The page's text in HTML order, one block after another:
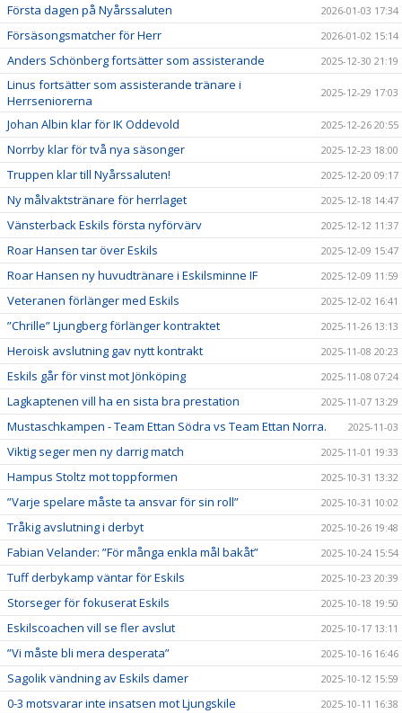
Första dagen på Nyårssaluten 2026-01-03 17:34
Försäsongsmatcher för Herr 2026-01-02 15:14
Anders Schönberg fortsätter som assisterande 2025-12-30 21:19
Linus fortsätter som assisterande tränare i
Herrseniorerna
2025-12-29 17:03
Johan Albin klar för IK Oddevold 2025-12-26 20:55
Norrby klar för två nya säsonger 2025-12-23 18:00
Truppen klar till Nyårssaluten! 2025-12-20 09:17
Ny målvaktstränare för herrlaget 2025-12-18 14:47
Vänsterback Eskils första nyförvärv 2025-12-12 11:37
Roar Hansen tar över Eskils 2025-12-09 15:47
Roar Hansen ny huvudtränare i Eskilsminne IF 2025-12-09 11:59
Veteranen förlänger med Eskils 2025-12-02 16:41
”Chrille” Ljungberg förlänger kontraktet 2025-11-26 13:13
Heroisk avslutning gav nytt kontrakt 2025-11-08 20:23
Eskils går för vinst mot Jönköping 2025-11-08 07:24
Lagkaptenen vill ha en sista bra prestation 2025-11-07 13:29
Mustaschkampen - Team Ettan Södra vs Team Ettan Norra. 2025-11-03
Viktig seger men ny darrig match 2025-11-01 19:33
Hampus Stoltz mot toppformen 2025-10-31 13:32
”Varje spelare måste ta ansvar för sin roll” 2025-10-31 10:02
Tråkig avslutning i derbyt 2025-10-26 19:48
Fabian Velander: ”För många enkla mål bakåt” 2025-10-24 15:54
Tuff derbykamp väntar för Eskils 2025-10-23 20:39
Storseger för fokuserat Eskils 2025-10-18 19:50
Eskilscoachen vill se fler avslut 2025-10-17 13:11
”Vi måste bli mera desperata” 2025-10-16 16:46
Sagolik vändning av Eskils damer 2025-10-12 15:59
0-3 motsvarar inte insatsen mot Ljungskile 2025-10-11 16:38